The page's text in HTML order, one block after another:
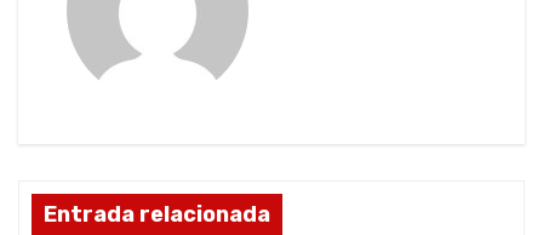
d
Entrada relacionada